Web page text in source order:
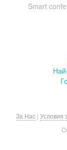
Smart
За Нас | Условия